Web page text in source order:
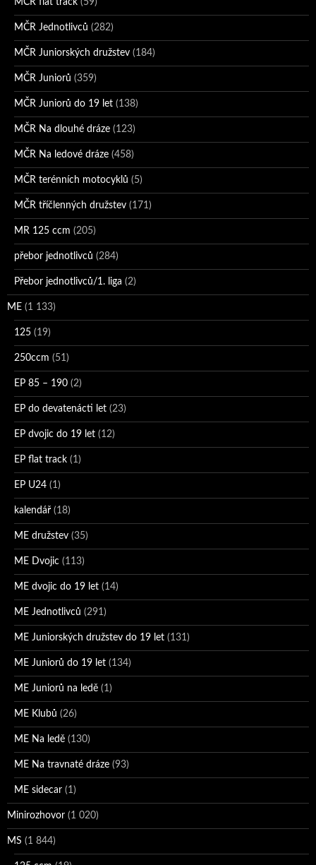
MČR Jednotlivců (282)
MČR Juniorských družstev (184)
MČR Juniorů (359)
MČR Juniorů do 19 let (138)
MČR Na dlouhé dráze (123)
MČR Na ledové dráze (458)
MČR terénních motocyklů (5)
MČR tříčlenných družstev (171)
MR 125 ccm (205)
přebor jednotlivců (284)
Přebor jednotlivců/1. liga (2)
ME (1 133)
125 (19)
250ccm (51)
EP 85 – 190 (2)
EP do devatenácti let (23)
EP dvojic do 19 let (12)
EP flat track (1)
EP U24 (1)
kalendář (18)
ME družstev (35)
ME Dvojic (113)
ME dvojic do 19 let (14)
ME Jednotlivců (291)
ME Juniorských družstev do 19 let (131)
ME Juniorů do 19 let (134)
ME Juniorů na ledě (1)
ME Klubů (26)
ME Na ledě (130)
ME Na travnaté dráze (93)
ME sidecar (1)
Minirozhovor (1 020)
MS (1 844)